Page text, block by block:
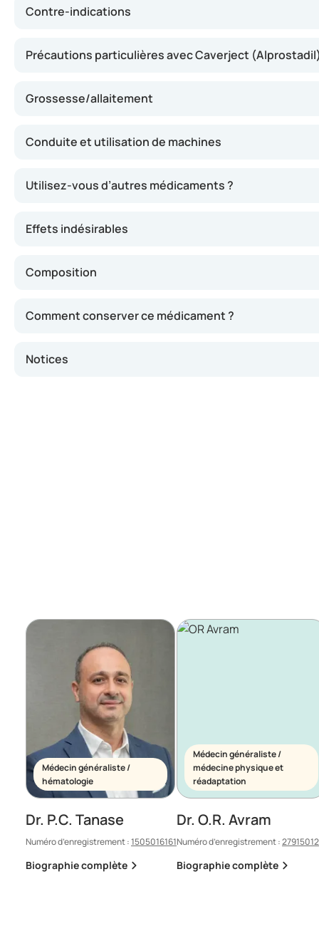
Contre-indications
Précautions particulières avec Caverject
Grossesse/allaitement
Conduite et utilisation de machines
Utilisez-vous d’autres médicaments ?
Effets indésirables
Composition
Comment conserver ce médicament ?
Notices
Médecin généraliste /
hématologie
Dr. P.C. Tanase
Numéro d’enregistrement :1505016161
Biographie complète
Médecin généraliste /
médecine physique et
réadaptation
Dr. O.R. Avram
Numéro d’enregistrement :
Biographie complète